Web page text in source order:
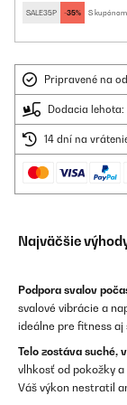
SALE35P -35% S
Pripravené na
Dodacia
14 dní na
Najväčšie
Podpora svalov
svalové vibrácie a
ideálne pre fitness aj
Telo zostáva suché,
vlhkosť od pokožky
Váš výkon nestratil